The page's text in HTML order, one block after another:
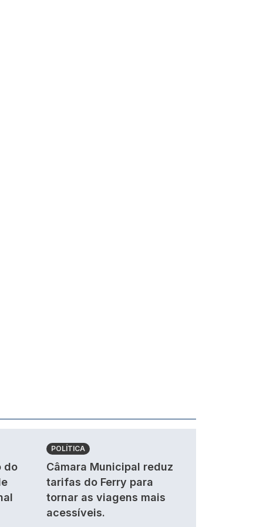
do
POLÍTICA
Câmara Municipal reduz
tarifas do Ferry para
tornar as viagens mais
acessíveis.